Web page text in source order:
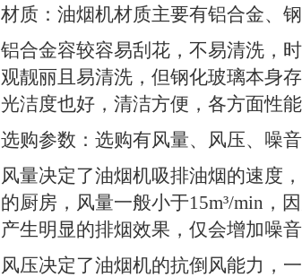
材质：油烟机材质主要有铝合金、
铝合金容较容易刮花，不易清洗，
观靓丽且易清洗，但钢化玻璃本身
光洁度也好，清洁方便，各方面性能
选购参数：选购有风量、风压、噪
风量决定了油烟机吸排油烟的速度
的厨房，风量一般小于15m³/min ，
产生明显的排烟效果，仅会增加噪音
风压决定了油烟机的抗倒风能力，